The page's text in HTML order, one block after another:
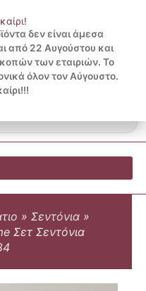
ΜΕ KLARNA
0.00€
0
Cart
» Σεντόνια »
Σετ Σεντόνια
δεν είναι άμεσα
από 22 Αυγούστου και
των εταιριών. Το
όλον τον Αύγουστο.